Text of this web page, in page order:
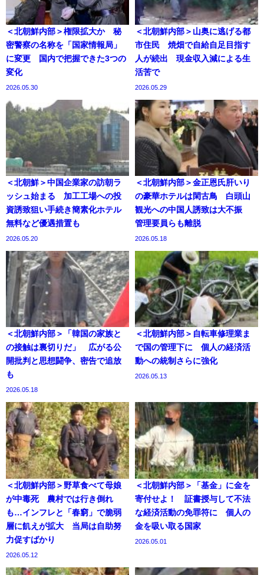
＜北朝鮮内部＞権限拡大か 秘
密警察の名称を「国家情報局」
に変更 国内で把握できた3つの
変化
2026.05.30
＜北朝鮮内部＞山奥に逃げる都
市住民 焼畑で自給自足目指す
人が続出 現金収入減による生
活苦で
2026.05.29
＜北朝鮮＞中国企業家の訪朝ラ
ッシュ始まる 加工工場への投
資誘致狙い手続き簡素化ホテル
無料など優遇措置も
2026.05.20
＜北朝鮮内部＞金正恩氏肝いり
の豪華ホテルは閑古鳥 白頭山
観光への中国人誘致は大不振
管理要員らも離脱
2026.05.18
＜北朝鮮内部＞「韓国の家族と
の接触は裏切りだ」 広がる公
開批判と思想闘争、密告で追放
も
2026.05.18
＜北朝鮮内部＞自転車修理業ま
で国の管理下に 個人の経済活
動への統制さらに強化
2026.05.13
＜北朝鮮内部＞野草食べて母娘
が中毒死 農村では行き倒れ
も…インフレと「春窮」で脆弱
層に飢えが拡大 当局は自助努
力促すばかり
2026.05.12
＜北朝鮮内部＞「基金」に金を
寄付せよ！ 証書授与して不法
な経済活動の免罪符に 個人の
金を吸い取る国家
2026.05.01